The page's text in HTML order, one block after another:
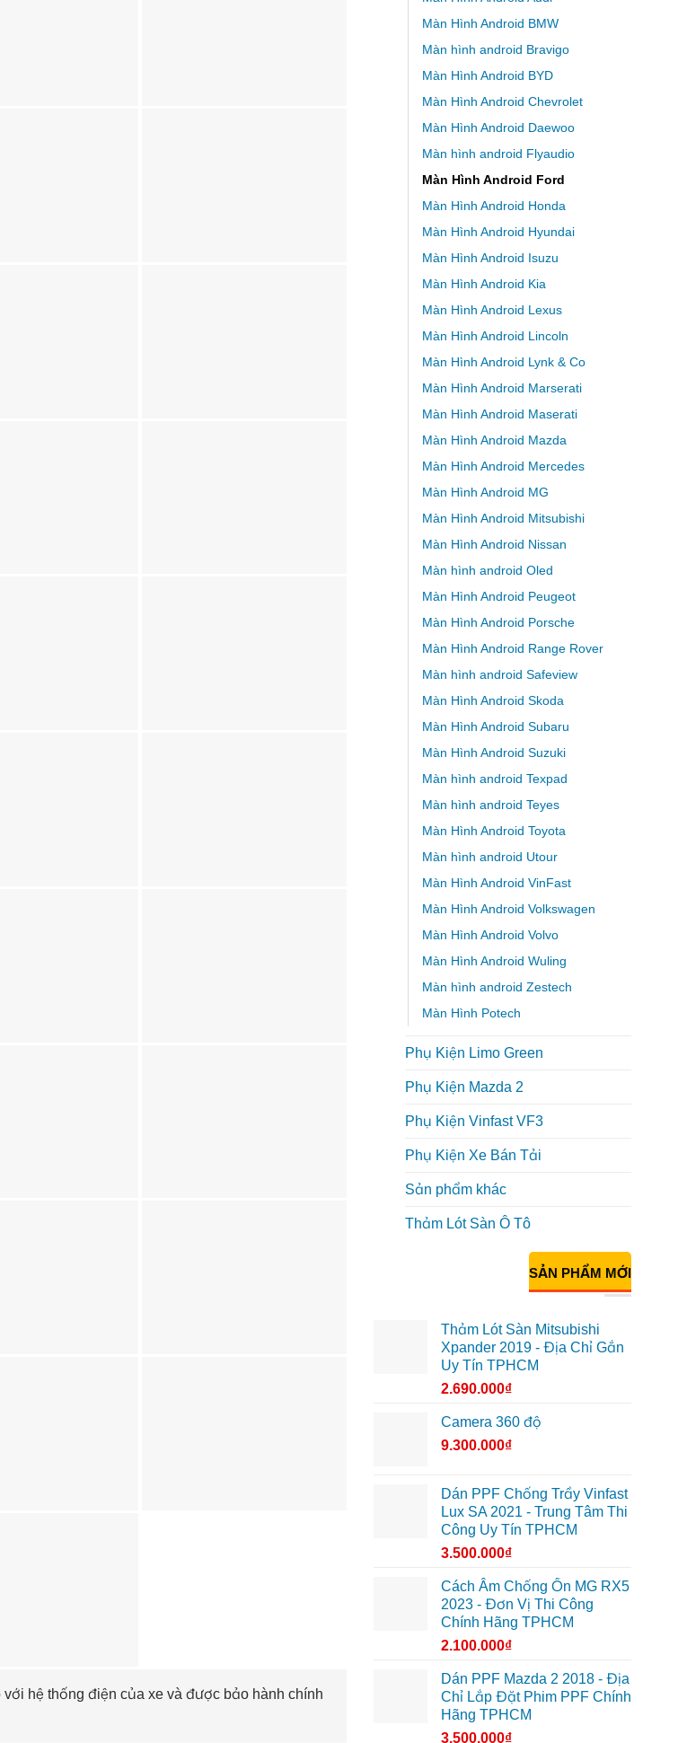
hệ thống điện của xe và được bảo hành chính
Màn Hình Android BMW
Màn hình android Bravigo
Màn Hình Android BYD
Màn Hình Android Chevrolet
Màn Hình Android Daewoo
Màn hình android Flyaudio
Màn Hình Android Ford
Màn Hình Android Honda
Màn Hình Android Hyundai
Màn Hình Android Isuzu
Màn Hình Android Kia
Màn Hình Android Lexus
Màn Hình Android Lincoln
Màn Hình Android Lynk & Co
Màn Hình Android Marserati
Màn Hình Android Maserati
Màn Hình Android Mazda
Màn Hình Android Mercedes
Màn Hình Android MG
Màn Hình Android Mitsubishi
Màn Hình Android Nissan
Màn hình android Oled
Màn Hình Android Peugeot
Màn Hình Android Porsche
Màn Hình Android Range Rover
Màn hình android Safeview
Màn Hình Android Skoda
Màn Hình Android Subaru
Màn Hình Android Suzuki
Màn hình android Texpad
Màn hình android Teyes
Màn Hình Android Toyota
Màn hình android Utour
Màn Hình Android VinFast
Màn Hình Android Volkswagen
Màn Hình Android Volvo
Màn Hình Android Wuling
Màn hình android Zestech
Màn Hình Potech
Phụ Kiện Limo Green
Phụ Kiện Mazda 2
Phụ Kiện Vinfast VF3
Phụ Kiện Xe Bán Tải
Sản phẩm khác
Thảm Lót Sàn Ô Tô
SẢN PHẨM MỚI
Thảm Lót Sàn Mitsubishi
Xpander 2019 - Địa Chỉ Gắn
Uy Tín TPHCM
2.690.000₫
Camera 360 độ
9.300.000₫
Dán PPF Chống Trầy Vinfast
Lux SA 2021 - Trung Tâm Thi
Công Uy Tín TPHCM
3.500.000₫
Cách Âm Chống Ồn MG RX5
2023 - Đơn Vị Thi Công
Chính Hãng TPHCM
2.100.000₫
Dán PPF Mazda 2 2018 - Địa
Chỉ Lắp Đặt Phim PPF Chính
Hãng TPHCM
3.500.000₫